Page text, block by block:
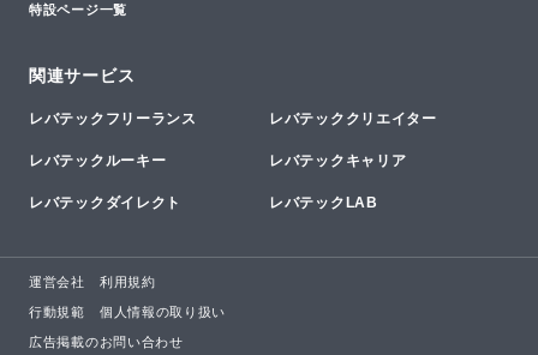
特設ページ一覧
関連サービス
レバテックフリーランス レバテッククリエイター
レバテックルーキー レバテックキャリア
レバテックダイレクト レバテックLAB
運営会社 利用規約
行動規範 個人情報の取り扱い
広告掲載のお問い合わせ